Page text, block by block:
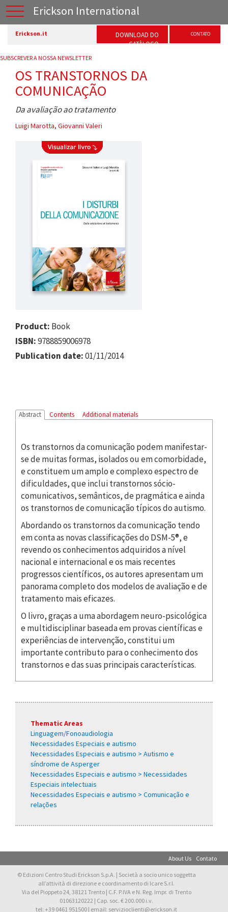
Erickson International
Erickson.it
DOWNLOAD DO
CATÀLOGO
CONTATO
SUBSCREVER A NOSSA NEWSLETTER
OS TRANSTORNOS DA
COMUNICAÇÃO
Da avaliação ao tratamento
Luigi Marotta, Giovanni Valeri
Product: Book
ISBN:9788859006978
Publication date:01/11/2014
Abstract Contents Additional materials
Os transtornos da comunicação podem manifestar-
se de muitas formas, isolados ou em comorbidade,
e constituem um amplo e complexo espectro de
dificuldades, que inclui transtornos sócio-
comunicativos, semânticos, de pragmática e ainda
os transtornos de comunicação típicos do autismo.
Abordando os transtornos da comunicação tendo
em conta as novas classificações do DSM-5®, e
revendo os conhecimentos adquiridos a nível
nacional e internacional e os mais recentes
progressos científicos, os autores apresentam um
panorama completo dos modelos de avaliação e de
tratamento mais eficazes.
O livro, graças a uma abordagem neuro-psicológica
e multidisciplinar baseada em provas científicas e
experiências de intervenção, constitui um
importante contributo para o conhecimento dos
transtornos e das suas principais características.
Thematic Areas
Linguagem/Fonoaudiologia
Necessidades Especiais e autismo
Necessidades Especiais e autismo > Autismo e
síndrome de Asperger
Necessidades Especiais e autismo > Necessidades
Especiais intelectuais
Necessidades Especiais e autismo > Comunicação e
relações
About Us Contato
© Edizioni Centro Studi Erickson S.p.A. | Società a socio unico soggetta
all’attività di direzione e coordinamento di Icare S.r.l.
Via del Pioppeto 24, 38121 Trento | C.F. P.IVA e N. Reg. Impr. di Trento
01063120222 | Cap. soc. € 200.000 i.v.
tel: +39 0461 951500 | email: servizioclienti@erickson.it